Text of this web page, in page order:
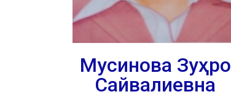
Мусинова Зуҳро
Сайвалиевна